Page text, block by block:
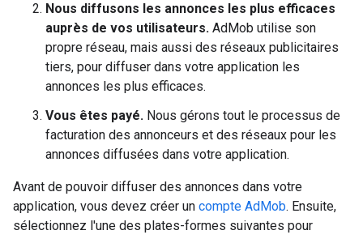
Nous diffusons les annonces les plus efficaces
auprès de vos utilisateurs. AdMob utilise son
propre réseau, mais aussi des réseaux publicitaires
tiers, pour diffuser dans votre application les
annonces les plus efficaces.
Vous êtes payé. Nous gérons tout le processus de
facturation des annonceurs et des réseaux pour les
annonces diffusées dans votre application.
Avant de pouvoir diffuser des annonces dans votre
application, vous devez créer un compte AdMob. Ensuite,
sélectionnez l'une des plates-formes suivantes pour